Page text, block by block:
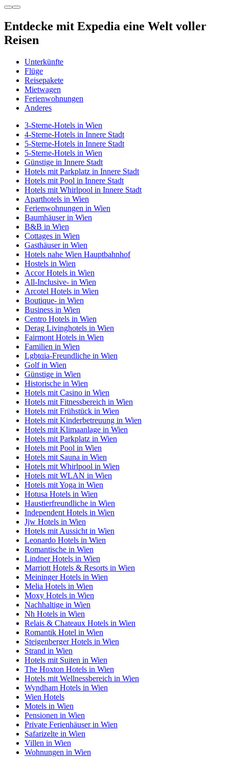
Entdecke mit Expedia eine Welt voller
Reisen
Unterkünfte
Flüge
Reisepakete
Mietwagen
Ferienwohnungen
Anderes
3-Sterne-Hotels in Wien
4-Sterne-Hotels in Innere Stadt
5-Sterne-Hotels in Innere Stadt
5-Sterne-Hotels in Wien
Günstige in Innere Stadt
Hotels mit Parkplatz in Innere Stadt
Hotels mit Pool in Innere Stadt
Hotels mit Whirlpool in Innere Stadt
Aparthotels in Wien
Ferienwohnungen in Wien
Baumhäuser in Wien
B&B in Wien
Cottages in Wien
Gasthäuser in Wien
Hotels nahe Wien Hauptbahnhof
Hostels in Wien
Accor Hotels in Wien
All-Inclusive- in Wien
Arcotel Hotels in Wien
Boutique- in Wien
Business in Wien
Centro Hotels in Wien
Derag Livinghotels in Wien
Fairmont Hotels in Wien
Familien in Wien
Lgbtqia-Freundliche in Wien
Golf in Wien
Günstige in Wien
Historische in Wien
Hotels mit Casino in Wien
Hotels mit Fitnessbereich in Wien
Hotels mit Frühstück in Wien
Hotels mit Kinderbetreuung in Wien
Hotels mit Klimaanlage in Wien
Hotels mit Parkplatz in Wien
Hotels mit Pool in Wien
Hotels mit Sauna in Wien
Hotels mit Whirlpool in Wien
Hotels mit WLAN in Wien
Hotels mit Yoga in Wien
Hotusa Hotels in Wien
Haustierfreundliche in Wien
Independent Hotels in Wien
Jjw Hotels in Wien
Hotels mit Aussicht in Wien
Leonardo Hotels in Wien
Romantische in Wien
Lindner Hotels in Wien
Marriott Hotels & Resorts in Wien
Meininger Hotels in Wien
Melia Hotels in Wien
Moxy Hotels in Wien
Nachhaltige in Wien
Nh Hotels in Wien
Relais & Chateaux Hotels in Wien
Romantik Hotel in Wien
Steigenberger Hotels in Wien
Strand in Wien
Hotels mit Suiten in Wien
The Hoxton Hotels in Wien
Hotels mit Wellnessbereich in Wien
Wyndham Hotels in Wien
Wien Hotels
Motels in Wien
Pensionen in Wien
Private Ferienhäuser in Wien
Safarizelte in Wien
Villen in Wien
Wohnungen in Wien